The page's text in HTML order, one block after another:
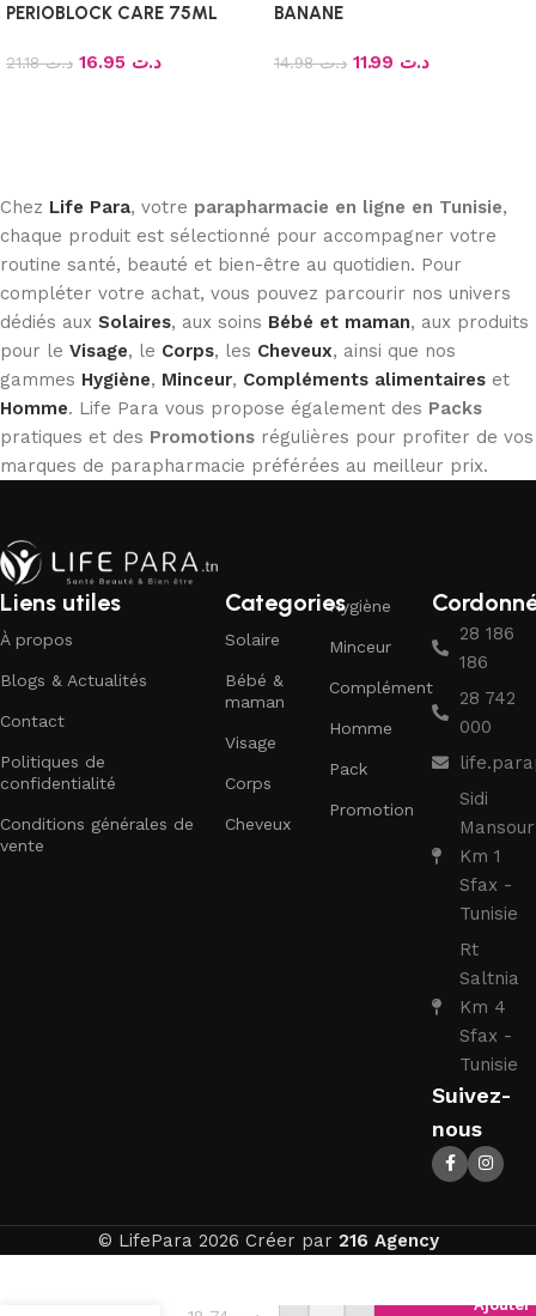
PERIOBLOCK CARE 75ML
د.ت21.18 د.ت
BANANE
د.ت14.98 د.ت
Chez Life Para, votre parapharmacie en ligne en Tunisie,
chaque produit est sélectionné pour accompagner votre
routine santé, beauté et bien-être au quotidien. Pour
compléter votre achat, vous pouvez parcourir nos univers
dédiés aux Solaires, aux soins Bébé et maman, aux produits
pour le Visage, le Corps, les Cheveux, ainsi que nos
gammes Hygiène, Minceur, Compléments alimentaires et
Homme. Life Para vous propose également des Packs
pratiques et des Promotions régulières pour profiter de vos
marques de parapharmacie préférées au meilleur prix.
Liens utiles
À propos
Blogs & Actualités
Contact
Politiques de
confidentialité
Conditions générales de
vente
Categories
Solaire
Bébé &
maman
Visage
Corps
Cheveux
Hygiène
Minceur
Complément
Homme
Pack
Promotion
28 186
186
28 742
000
Sidi
Mansour
Km 1
Sfax -
Tunisie
Rt
Saltnia
Km 4
Sfax -
Tunisie
Suivez-
nous
© LifePara 2026 Créer par 216 Agency
Ajouter